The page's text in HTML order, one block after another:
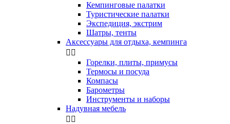
Кемпинговые палатки
Туристические палатки
Экспедиция, экстрим
Шатры, тенты
Аксессуары для отдыха, кемпинга
 
Горелки, плиты, примусы
Термосы и посуда
Компасы
Бapoмeтpы
Инструменты и наборы
Надувная мебель
 